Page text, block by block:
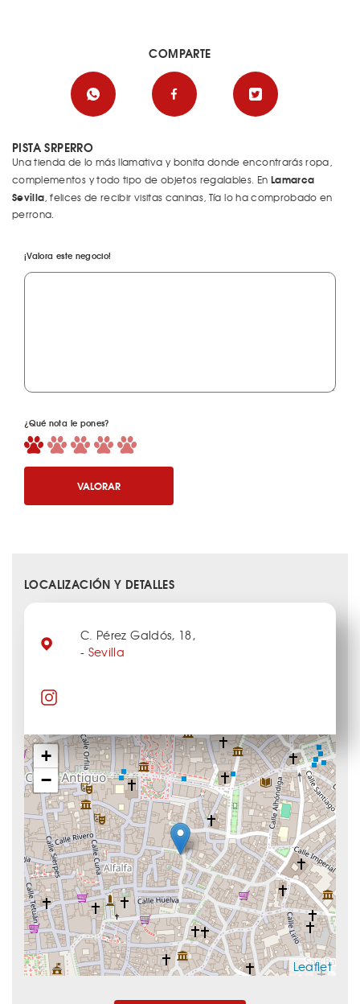
PISTA SRPERRO
Una tienda de lo más llamativa y bonita donde encontrarás ropa,
complementos y todo tipo de objetos regalables. En Lamarca
Sevilla, felices de recibir visitas caninas, Tía lo ha comprobado en
perrona.
¡Valora este negocio!
¿Qué nota le pones?
VALORAR
COMPARTE
LOCALIZACIÓN Y DETALLES
+
−
Leaflet
C. Pérez Galdós, 18,
- Sevilla